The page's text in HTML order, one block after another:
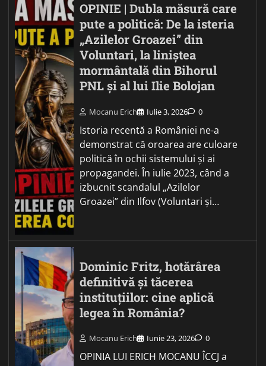
OPINIE | Dubla măsură care
pute a politică: De la isteria
„Azilelor Groazei” din
Voluntari, la liniștea
mormântală din Bihorul
PNL și al lui Ilie Bolojan
Mocanu Erich Iulie 3, 2026 0
Istoria recentă a României ne-a
demonstrat că oroarea are culoare
politică în ochii sistemului și ai
propagandei. În iulie 2023, când a
izbucnit scandalul „Azilelor
Groazei” din Ilfov (Voluntari și…
Dominic Fritz, hotărârea
definitivă și tăcerea
instituțiilor: cine aplică
legea în România?
Mocanu Erich Iunie 23, 2026 0
OPINIA LUI ERICH MOCANU ÎCCJ a